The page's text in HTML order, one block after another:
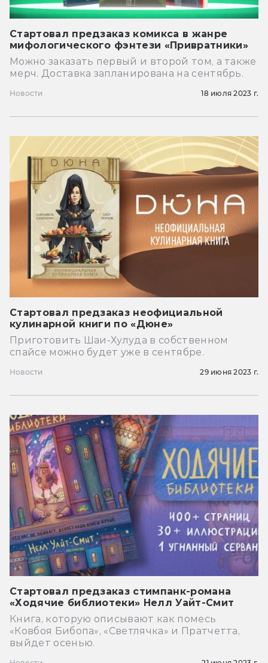
Стартовал предзаказ комикса в жанре
мифологического фэнтези «Привратники»
Можно заказать первый и второй том, а также
мерч. Доставка запланирована на сентябрь.
Новости 18 июля 2023 г.
Стартовал предзаказ неофициальной
кулинарной книги по «Дюне»
Приготовить Шаи-Хулуда в собственном
спайсе можно будет уже в сентябре.
Новости 29 июня 2023 г.
Стартовал предзаказ стимпанк-романа
«Ходячие библиотеки» Нелл Уайт-Смит
Книга, которую описывают как помесь
«Ковбоя Бибопа», «Светлячка» и Пратчетта,
выйдет осенью.